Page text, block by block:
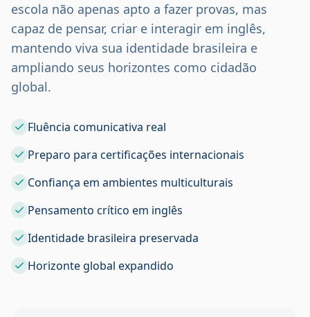
escola não apenas apto a fazer provas, mas
capaz de pensar, criar e interagir em inglês,
mantendo viva sua identidade brasileira e
ampliando seus horizontes como cidadão
global.
Fluência comunicativa real
Preparo para certificações internacionais
Confiança em ambientes multiculturais
Pensamento crítico em inglês
Identidade brasileira preservada
Horizonte global expandido